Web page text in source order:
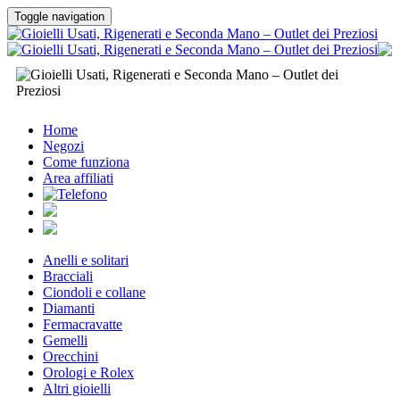
Toggle navigation
Home
Negozi
Come funziona
Area affiliati
Anelli e solitari
Bracciali
Ciondoli e collane
Diamanti
Fermacravatte
Gemelli
Orecchini
Orologi e Rolex
Altri gioielli